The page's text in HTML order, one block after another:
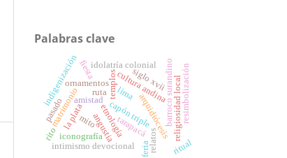
Palabras clave
etnología
amistad
mito
cultura andina
angustia
rutatemplos
iconografía
ornamentos barroco surandino
idolatría colonial
capón triplearquidiócesis
lima
la plata
siglo xvii
tarapacá religiosidad local
indigenización resimbolización
intimismo devocional
matrimonio
relatos
pasado
fiesta
feria ritual
rito